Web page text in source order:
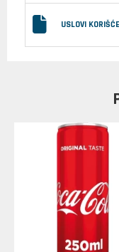
USLOVI